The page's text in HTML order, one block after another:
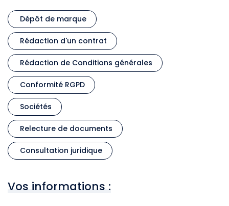
Dépôt de marque
Rédaction d'un contrat
Rédaction de Conditions générales
Conformité RGPD
Sociétés
Relecture de documents
Consultation juridique
Vos informations :